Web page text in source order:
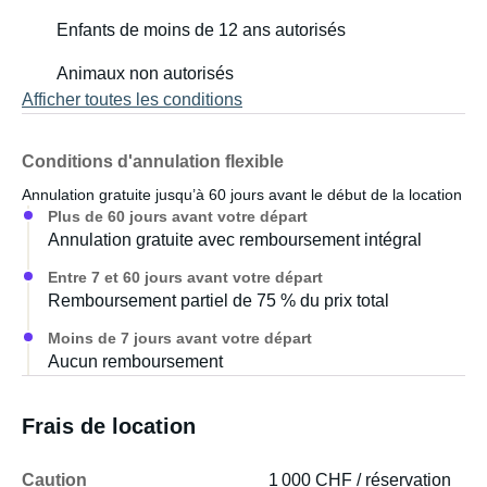
Vous y trouverez tout le confort nécessaire : une glacière,
évier, des ustensiles de cuisine et de la vaisselle, une
cafetière et des serviettes propres. Des toilettes avec
électrique est assurée par une batterie secondaire. Portes
coulissantes des deux côtés. Stores occultants à toutes
les fenêtres.
***Confort de couchage sur deux grands lits doubles : Au
rez-de-chaussée, la banquette trois places se transforme
confortables. À l’étage, sous le toit relevable équipé de
trois fenêtres avec moustiquaires, se trouve le second lit
Enfants de moins de 12 ans autorisés
Animaux non autorisés
Afficher toutes les conditions
Conditions d'annulation flexible
Annulation gratuite jusqu’à 60 jours avant le début de la location
Plus de 60 jours avant votre départ
Annulation gratuite avec remboursement intégral
Entre 7 et 60 jours avant votre départ
Remboursement partiel de 75 % du prix total
Moins de 7 jours avant votre départ
Aucun remboursement
Frais de location
Caution
1 000 CHF / réservation